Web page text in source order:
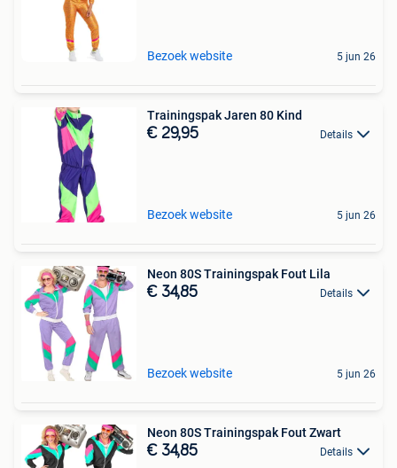
Bezoek website 5 jun 26
Trainingspak Jaren 80 Kind
€ 29,95 Details
Bezoek website 5 jun 26
Neon 80S Trainingspak Fout Lila
€ 34,85 Details
Bezoek website 5 jun 26
Neon 80S Trainingspak Fout Zwart
€ 34,85 Details